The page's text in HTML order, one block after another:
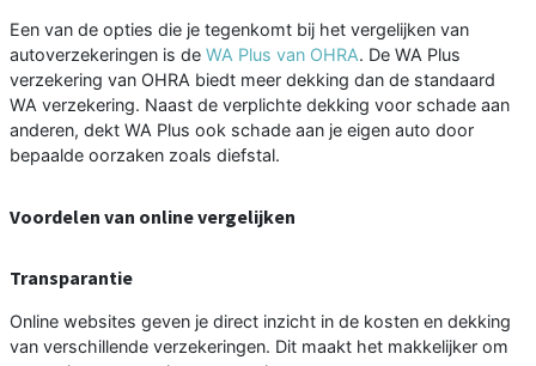
Een van de opties die je tegenkomt bij het vergelijken van
autoverzekeringen is de WA Plus van OHRA. De WA Plus
verzekering van OHRA biedt meer dekking dan de standaard
WA verzekering. Naast de verplichte dekking voor schade aan
anderen, dekt WA Plus ook schade aan je eigen auto door
bepaalde oorzaken zoals diefstal.
Voordelen van online vergelijken
Transparantie
Online websites geven je direct inzicht in de kosten en dekking
van verschillende verzekeringen. Dit maakt het makkelijker om